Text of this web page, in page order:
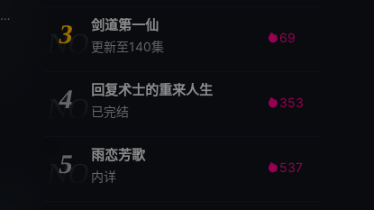
NO
3 剑道第一仙
更新至140集
 69
NO
4 回复术士的重来人生
已完结
 353
NO
5 雨恋芳歌
内详
 537